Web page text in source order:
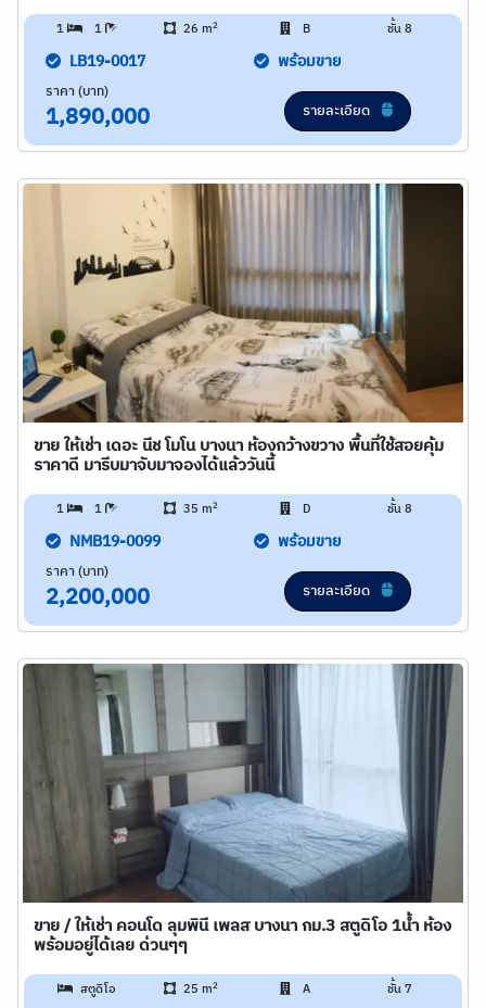
1 1 26 m2 B ชั้น 8
LB19-0017 พร้อมขาย
ราคา (บาท)
1,890,000 รายละเอียด
ขาย ให้เช่า เดอะ นีช โมโน บางนา ห้องกว้างขวาง พื้นที่ใช้สอยคุ้ม
ราคาดี มารีบมาจับมาจองได้แล้ววันนี้
1 1 35 m2 D ชั้น 8
NMB19-0099 พร้อมขาย
ราคา (บาท)
2,200,000 รายละเอียด
ขาย / ให้เช่า คอนโด ลุมพินี เพลส บางนา กม.3 สตูดิโอ 1น้ำ ห้อง
พร้อมอยู่ได้เลย ด่วนๆๆ
สตูดิโอ 25 m2 A ชั้น 7